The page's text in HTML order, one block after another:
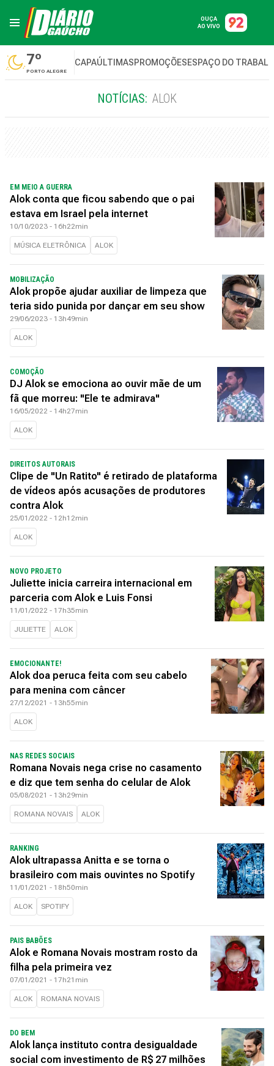
OUÇA
AO VIVO
7º
PORTO ALEGRE
CAPAÚLTIMASPROMOÇÕESESPAÇO DO
NOTÍCIAS: ALOK
EM MEIO A GUERRA
Alok conta que ficou sabendo que o pai
estava em Israel pela internet
10/10/2023 - 16h22min
MÚSICA ELETRÔNICA ALOK
MOBILIZAÇÃO
Alok propõe ajudar auxiliar de limpeza que
teria sido punida por dançar em seu show
29/06/2023 - 13h49min
ALOK
COMOÇÃO
DJ Alok se emociona ao ouvir mãe de um
fã que morreu: "Ele te admirava"
16/05/2022 - 14h27min
ALOK
DIREITOS AUTORAIS
Clipe de "Un Ratito" é retirado de plataforma
de vídeos após acusações de produtores
contra Alok
25/01/2022 - 12h12min
ALOK
NOVO PROJETO
Juliette inicia carreira internacional em
parceria com Alok e Luis Fonsi
11/01/2022 - 17h35min
JULIETTE ALOK
EMOCIONANTE!
Alok doa peruca feita com seu cabelo
para menina com câncer
27/12/2021 - 13h55min
ALOK
NAS REDES SOCIAIS
Romana Novais nega crise no casamento
e diz que tem senha do celular de Alok
05/08/2021 - 13h29min
ROMANA NOVAIS ALOK
RANKING
Alok ultrapassa Anitta e se torna o
brasileiro com mais ouvintes no Spotify
11/01/2021 - 18h50min
ALOK SPOTIFY
PAIS BABÕES
Alok e Romana Novais mostram rosto da
filha pela primeira vez
07/01/2021 - 17h21min
ALOK ROMANA NOVAIS
DO BEM
Alok lança instituto contra desigualdade
social com investimento de R$ 27 milhões